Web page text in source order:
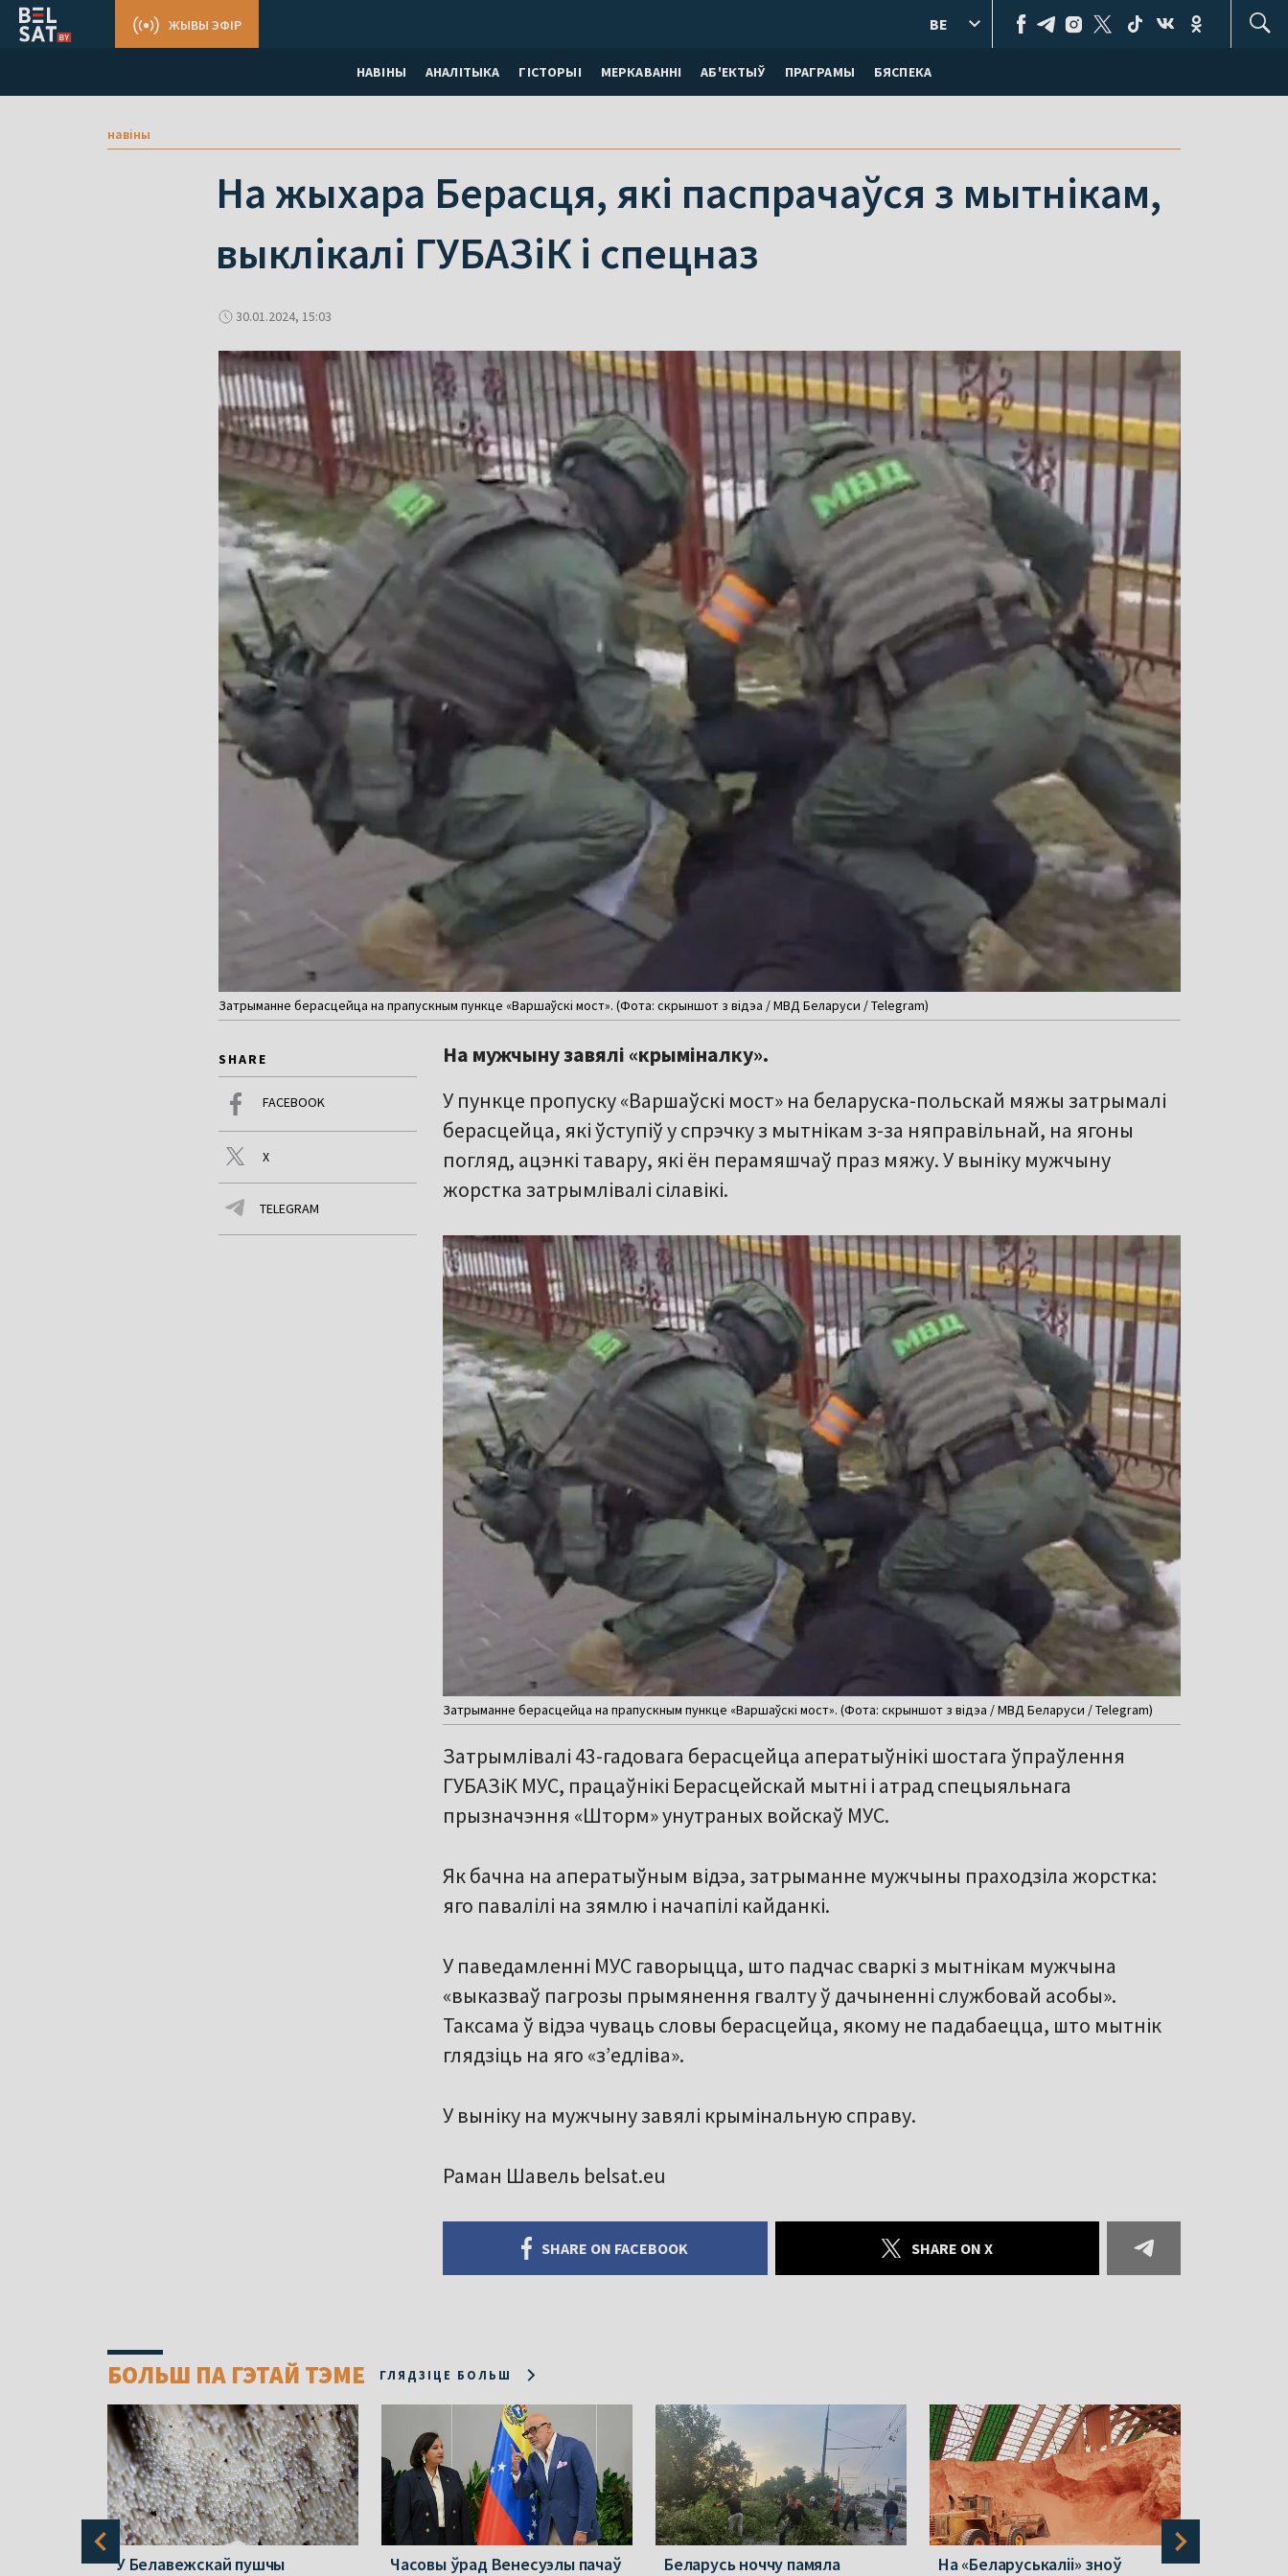
НАВІНЫ АНАЛІТЫКА ГІСТОРЫІ МЕРКАВАННI АБ'ЕКТЫЎ ПРАГРАМЫ БЯСПЕКА
ЖЫВЫ ЭФІР BE
навіны
На жыхара Берасця, які паспрачаўся з мытнікам,
выклікалі ГУБАЗіК і спецназ
30.01.2024, 15:03
Затрыманне берасцейца на прапускным пункце «Варшаўскі мост». (Фота: скрыншот з відэа / МВД Беларуси / Telegram)
SHARE
FACEBOOK
X
TELEGRAM
На мужчыну завялі «крыміналку».
У пункце пропуску «Варшаўскі мост» на беларуска-польскай мяжы затрымалі
берасцейца, які ўступіў у спрэчку з мытнікам з-за няправільнай, на ягоны
погляд, ацэнкі тавару, які ён перамяшчаў праз мяжу. У выніку мужчыну
жорстка затрымлівалі сілавікі.
Затрыманне берасцейца на прапускным пункце «Варшаўскі мост». (Фота: скрыншот з відэа / МВД Беларуси / Telegram)
Затрымлівалі 43-гадовага берасцейца аператыўнікі шостага ўпраўлення
ГУБАЗіК МУС, працаўнікі Берасцейскай мытні і атрад спецыяльнага
прызначэння «Шторм» унутраных войскаў МУС.
Як бачна на аператыўным відэа, затрыманне мужчыны праходзіла жорстка:
яго павалілі на зямлю і начапілі кайданкі.
У паведамленні МУС гаворыцца, што падчас сваркі з мытнікам мужчына
«выказваў пагрозы прымянення гвалту ў дачыненні службовай асобы».
Таксама ў відэа чуваць словы берасцейца, якому не падабаецца, што мытнік
глядзіць на яго «з’едліва».
У выніку на мужчыну завялі крымінальную справу.
Раман Шавель belsat.eu
SHARE ON FACEBOOK SHARE ON X
БОЛЬШ ПА ГЭТАЙ ТЭМЕ ГЛЯДЗІЦЕ БОЛЬШ
У Белавежскай пушчы
Часовы ўрад Венесуэлы пачаў
Беларусь ноччу памяла
На «Беларуськаліі» зноў